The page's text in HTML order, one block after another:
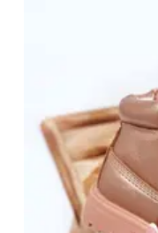
Šiltas
Kulno tipas
Bendras ilgis